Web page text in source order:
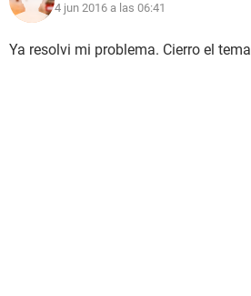
4 jun 2016 a las 06:41
Ya resolvi mi problema. Cierro el tema